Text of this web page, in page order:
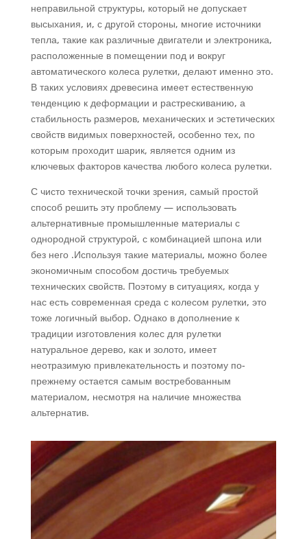
неправильной структуры, который не допускает
высыхания, и, с другой стороны, многие источники
тепла, такие как различные двигатели и электроника,
расположенные в помещении под и вокруг
автоматического колеса рулетки, делают именно это.
В таких условиях древесина имеет естественную
тенденцию к деформации и растрескиванию, а
стабильность размеров, механических и эстетических
свойств видимых поверхностей, особенно тех, по
которым проходит шарик, является одним из
ключевых факторов качества любого колеса рулетки.
С чисто технической точки зрения, самый простой
способ решить эту проблему — использовать
альтернативные промышленные материалы с
однородной структурой, с комбинацией шпона или
без него .Используя такие материалы, можно более
экономичным способом достичь требуемых
технических свойств. Поэтому в ситуациях, когда у
нас есть современная среда с колесом рулетки, это
тоже логичный выбор. Однако в дополнение к
традиции изготовления колес для рулетки
натуральное дерево, как и золото, имеет
неотразимую привлекательность и поэтому по-
прежнему остается самым востребованным
материалом, несмотря на наличие множества
альтернатив.